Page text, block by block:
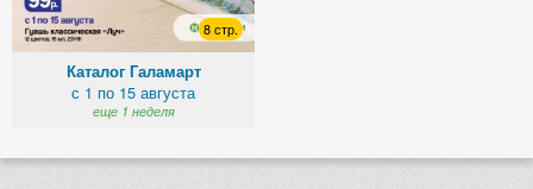
8 стр.
Каталог Галамарт
с 1 по 15 августа
еще 1 неделя